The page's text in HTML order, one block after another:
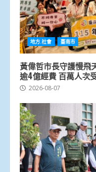
地方.社會 臺南市
黃偉哲市長守護慢飛
逾4億經費 百萬人次
2026-08-07